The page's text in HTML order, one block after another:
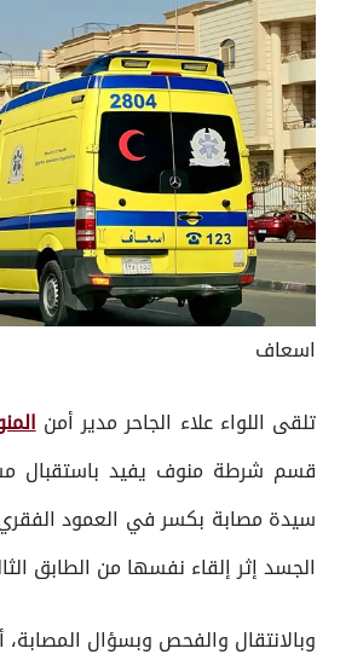
اسعاف
تلقى اللواء علاء الجاحر مدير أمن
قسم شرطة منوف يفيد باستقبال
سيدة مصابة بكسر في العمود
الجسد إثر إلقاء نفسها من الطابق
وبالانتقال والفحص وبسؤال